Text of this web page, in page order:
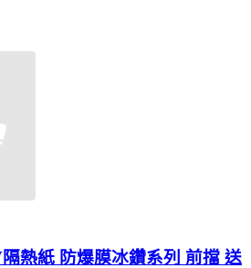
熱紙 防爆膜冰鑽系列 前擋 送